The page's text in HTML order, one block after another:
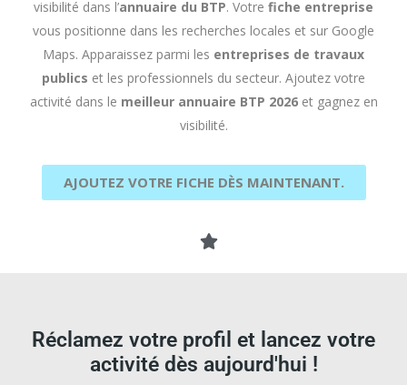
visibilité dans l’annuaire du BTP. Votre fiche entreprise
vous positionne dans les recherches locales et sur Google
Maps. Apparaissez parmi les entreprises de travaux
publics et les professionnels du secteur. Ajoutez votre
activité dans le meilleur annuaire BTP 2026et gagnez en
visibilité.
AJOUTEZ VOTRE FICHE DÈS MAINTENANT.
Réclamez votre profil et lancez votre
activité dès aujourd'hui !